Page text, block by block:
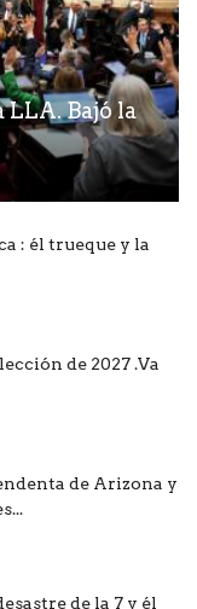
Bajó la
: él trueque y la
de 2027 .Va
de Arizona y
de la 7 y él